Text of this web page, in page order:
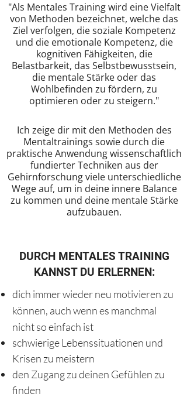
"Als Mentales Training wird eine Vielfalt
von Methoden bezeichnet, welche das
Ziel verfolgen, die soziale Kompetenz
und die emotionale Kompetenz, die
kognitiven Fähigkeiten, die
Belastbarkeit, das Selbstbewusstsein,
die mentale Stärke oder das
Wohlbefinden zu fördern, zu
optimieren oder zu steigern."
Ich zeige dir mit den Methoden des
Mentaltrainings sowie durch die
praktische Anwendung wissenschaftlich
fundierter Techniken aus der
Gehirnforschung viele unterschiedliche
Wege auf, um in deine innere Balance
zu kommen und deine mentale Stärke
aufzubauen.
DURCH MENTALES TRAINING
KANNST DU ERLERNEN:
dich immer wieder neu motivieren zu
können, auch wenn es manchmal
nicht so einfach ist
schwierige Lebenssituationen und
Krisen zu meistern
den Zugang zu deinen Gefühlen zu
finden